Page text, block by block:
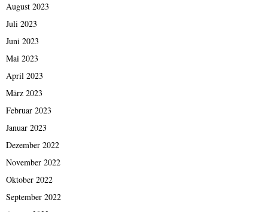
August 2023
Juli 2023
Juni 2023
Mai 2023
April 2023
März 2023
Februar 2023
Januar 2023
Dezember 2022
November 2022
Oktober 2022
September 2022